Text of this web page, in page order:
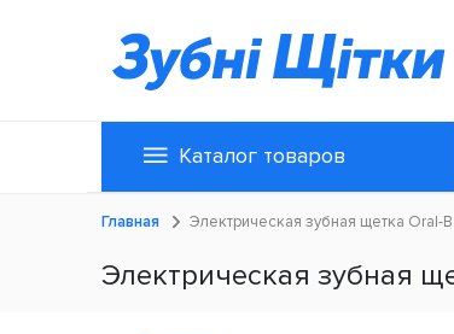
Каталог товаров
Главная Электрическая зубная щетка Oral-
Электрическая зубная